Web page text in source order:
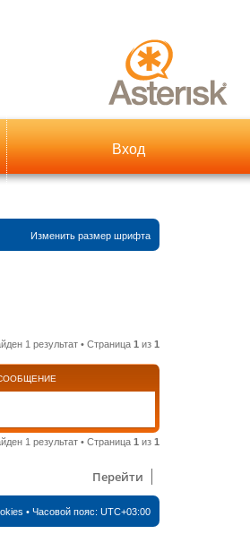
Вход
Изменить размер шрифта
1 результат • Страница1 из1
1 результат • Страница1 из1
Перейти
• Часовой пояс:UTC+03:00